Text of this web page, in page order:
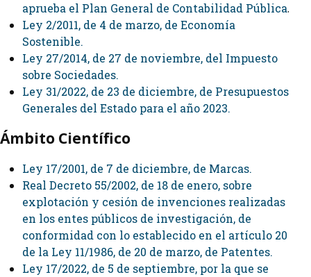
aprueba el Plan General de Contabilidad Pública.
Ley 2/2011, de 4 de marzo, de Economía
Sostenible.
Ley 27/2014, de 27 de noviembre, del Impuesto
sobre Sociedades.
Ley 31/2022, de 23 de diciembre, de Presupuestos
Generales del Estado para el año 2023.
Ámbito Científico
Ley 17/2001, de 7 de diciembre, de Marcas.
Real Decreto 55/2002, de 18 de enero, sobre
explotación y cesión de invenciones realizadas
en los entes públicos de investigación, de
conformidad con lo establecido en el artículo 20
de la Ley 11/1986, de 20 de marzo, de Patentes.
Ley 17/2022, de 5 de septiembre, por la que se